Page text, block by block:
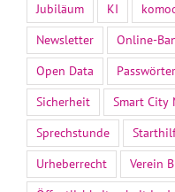
Jubiläum
KI
Newsletter
Online-
Open Data
Passwörter
Sicherheit
Smart City
Sprechstunde
Urheberrecht
Verein